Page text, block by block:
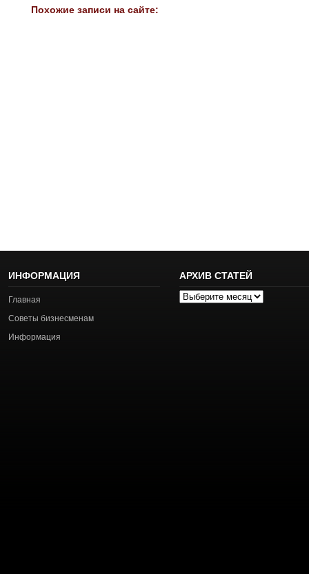
Похожие записи на сайте:
ИНФОРМАЦИЯ
Главная
Советы бизнесменам
Информация
АРХИВ СТАТЕЙ
Архив